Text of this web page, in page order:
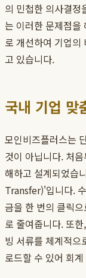
의 민첩한 의사결정
는 이러한 문제점을
로 개선하여 기업의
고 있습니다.
국내 기업 맞
모인비즈플러스는
것이 아닙니다. 처음
해하고 설계되었습
Transfer)'입니다.
금을 한 번의 클릭
로 줄여줍니다. 또
빙 서류를 체계적으
로드할 수 있어 회